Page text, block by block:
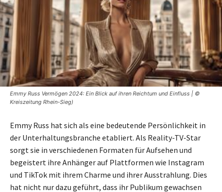
Emmy Russ Vermögen 2024: Ein Blick auf ihren Reichtum und Einfluss | ©
Kreiszeitung Rhein-Sieg)
Emmy Russ hat sich als eine bedeutende Persönlichkeit in
der Unterhaltungsbranche etabliert. Als Reality-TV-Star
sorgt sie in verschiedenen Formaten für Aufsehen und
begeistert ihre Anhänger auf Plattformen wie Instagram
und TikTok mit ihrem Charme und ihrer Ausstrahlung. Dies
hat nicht nur dazu geführt, dass ihr Publikum gewachsen